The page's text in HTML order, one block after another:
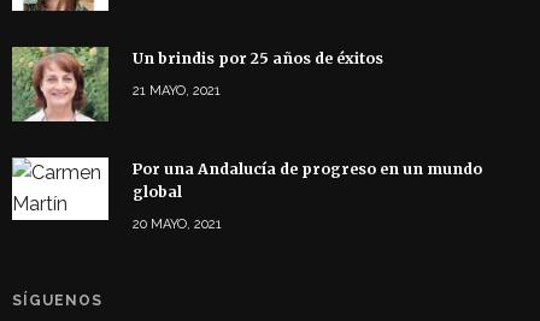
Un brindis por 25 años de éxitos
21 MAYO, 2021
Por una Andalucía de progreso en un mundo
global
20 MAYO, 2021
SÍGUENOS